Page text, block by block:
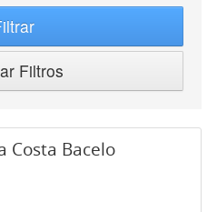
Filtros
Costa Bacelo